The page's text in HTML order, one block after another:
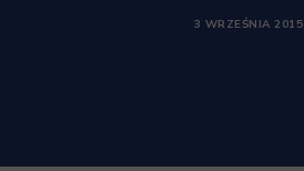
3 WRZEŚNIA 2015